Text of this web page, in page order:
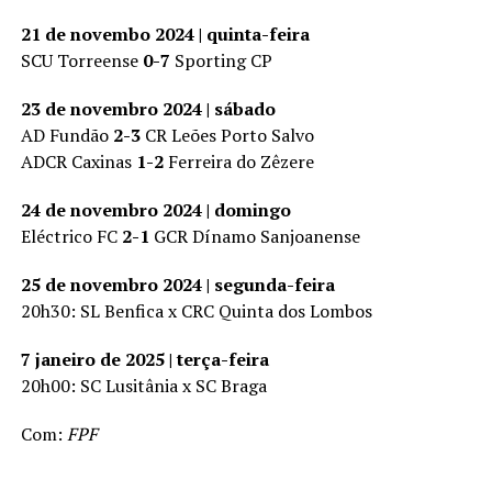
21 de novembo 2024 | quinta-feira
SCU Torreense 0-7 Sporting CP
23 de novembro 2024 | sábado
AD Fundão 2-3CR Leões Porto Salvo
ADCR Caxinas 1-2Ferreira do Zêzere
24 de novembro 2024 | domingo
Eléctrico FC 2-1 GCR Dínamo Sanjoanense
25 de novembro 2024 | segunda-feira
20h30: SL Benfica x CRC Quinta dos Lombos
7 janeiro de 2025 | terça-feira
20h00: SC Lusitânia x SC Braga
Com: FPF